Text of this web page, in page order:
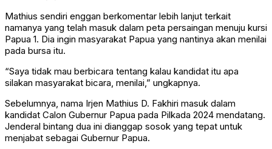
Mathius sendiri enggan berkomentar lebih lanjut terkait
namanya yang telah masuk dalam peta persaingan menuju kursi
Papua 1. Dia ingin masyarakat Papua yang nantinya akan menilai
pada bursa itu.
“Saya tidak mau berbicara tentang kalau kandidat itu apa
silakan masyarakat bicara, menilai,” ungkapnya.
Sebelumnya, nama Irjen Mathius D. Fakhiri masuk dalam
kandidat Calon Gubernur Papua pada Pilkada 2024 mendatang.
Jenderal bintang dua ini dianggap sosok yang tepat untuk
menjabat sebagai Gubernur Papua.